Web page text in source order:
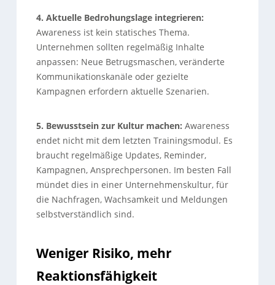
4. Aktuelle Bedrohungslage integrieren:
Awareness ist kein statisches Thema.
Unternehmen sollten regelmäßig Inhalte
anpassen: Neue Betrugsmaschen, veränderte
Kommunikationskanäle oder gezielte
Kampagnen erfordern aktuelle Szenarien.
5. Bewusstsein zur Kultur machen: Awareness
endet nicht mit dem letzten Trainingsmodul. Es
braucht regelmäßige Updates, Reminder,
Kampagnen, Ansprechpersonen. Im besten Fall
mündet dies in einer Unternehmenskultur, für
die Nachfragen, Wachsamkeit und Meldungen
selbstverständlich sind.
Weniger Risiko, mehr
Reaktionsfähigkeit